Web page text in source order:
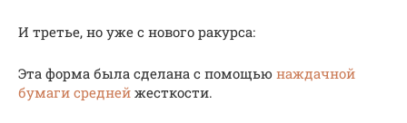
И третье, но уже с нового ракурса:
Эта форма была сделана с помощью наждачной
бумаги средней жесткости.